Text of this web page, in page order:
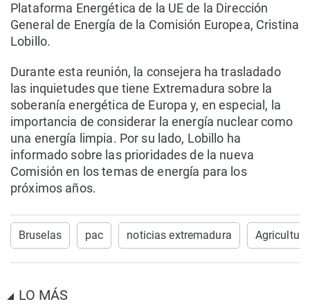
Plataforma Energética de la UE de la Dirección
General de Energía de la Comisión Europea, Cristina
Lobillo.
Durante esta reunión, la consejera ha trasladado
las inquietudes que tiene Extremadura sobre la
soberanía energética de Europa y, en especial, la
importancia de considerar la energía nuclear como
una energía limpia. Por su lado, Lobillo ha
informado sobre las prioridades de la nueva
Comisión en los temas de energía para los
próximos años.
Bruselas pac noticias extremadura Agricultura
LO MÁS